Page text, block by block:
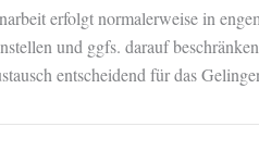
erfolgt normalerweise in
und ggfs. darauf
entscheidend für das